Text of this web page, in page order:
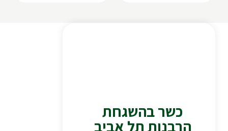
כשר בהשגחת
הרבנות תל אביב